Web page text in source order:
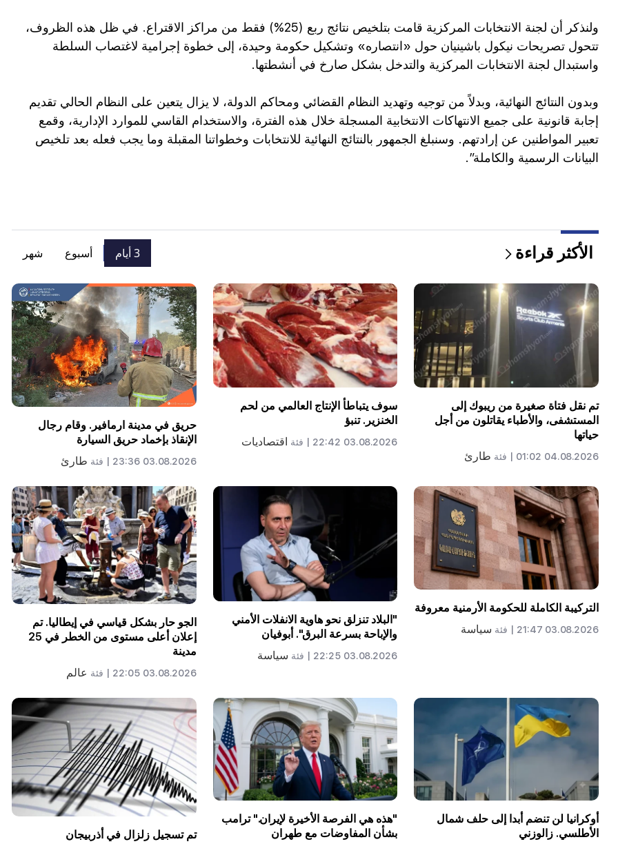
ولنذكر أن لجنة الانتخابات المركزية قامت بتلخيص نتائج ربع (25%) فقط من مراكز الاقتراع. في ظل هذه الظروف،
تتحول تصريحات نيكول باشينيان حول «انتصاره» وتشكيل حكومة وحيدة، إلى خطوة إجرامية لاغتصاب السلطة
واستبدال لجنة الانتخابات المركزية والتدخل بشكل صارخ في أنشطتها.
وبدون النتائج النهائية، وبدلاً من توجيه وتهديد النظام القضائي ومحاكم الدولة، لا يزال يتعين على النظام الحالي تقديم
إجابة قانونية على جميع الانتهاكات الانتخابية المسجلة خلال هذه الفترة، والاستخدام القاسي للموارد الإدارية، وقمع
تعبير المواطنين عن إرادتهم. وسنبلغ الجمهور بالنتائج النهائية للانتخابات وخطواتنا المقبلة وما يجب فعله بعد تلخيص
البيانات الرسمية والكاملة”.
الأكثر قراءة 3 أيام أسبوع شهر
تم نقل فتاة صغيرة من ريبوك إلى
المستشفى، والأطباء يقاتلون من أجل
حياتها
04.08.2026 01:02 | فئة طارئ
سوف يتباطأ الإنتاج العالمي من لحم
الخنزير. تنبؤ
03.08.2026 22:42 | فئة اقتصاديات
حريق في مدينة ارمافير. وقام رجال
الإنقاذ بإخماد حريق السيارة
03.08.2026 23:36 | فئة طارئ
التركيبة الكاملة للحكومة الأرمنية معروفة
03.08.2026 21:47 | فئة سياسة
"البلاد تنزلق نحو هاوية الانفلات الأمني ​​
والإباحة بسرعة البرق". أبوفيان
03.08.2026 22:25 | فئة سياسة
الجو حار بشكل قياسي في إيطاليا. تم
إعلان أعلى مستوى من الخطر في 25
مدينة
03.08.2026 22:05 | فئة عالم
أوكرانيا لن تنضم أبدا إلى حلف شمال
الأطلسي. زالوزني
"هذه هي الفرصة الأخيرة لإيران." ترامب
بشأن المفاوضات مع طهران
تم تسجيل زلزال في أذربيجان